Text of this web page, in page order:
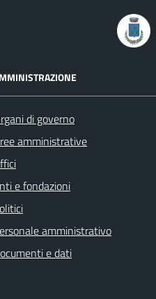
di governo
amministrative
e fondazioni
amministrativo
e dati